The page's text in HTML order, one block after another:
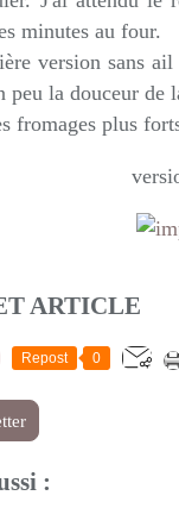
minutes au four.
version sans
peu la douceur de
fromages plus
ARTICLE
Repost 0
: